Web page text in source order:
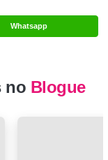
Whatsapp
no Blogue